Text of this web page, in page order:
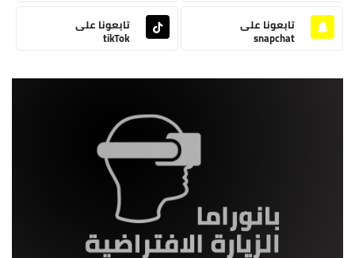
تابعونا على
snapchat
تابعونا على
tikTok